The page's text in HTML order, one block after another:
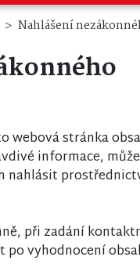
Nahlášení
webová stránka
informace,
nahlásit
při zadání
vyhodnocení